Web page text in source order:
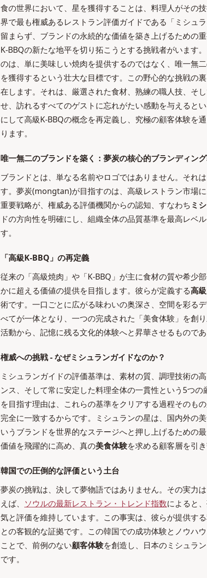
食の世界において、星を獲得することは、料理人がその
界で最も権威あるレストラン評価ガイドである「ミシュ
留まらず、ブランドの永続的な価値を築き上げるための
K-BBQの新たな地平を切り拓こうとする挑戦者がいます
のは、単に美味しい焼肉を提供するのではなく、唯一無
を獲得するという壮大な目標です。この野心的な挑戦の
在します。それは、厳選された食材、熟練の職人技、そ
せ、訪れるすべてのゲストに忘れがたい感動を与えると
にして高級K-BBQの概念を再定義し、究極の顧客体験を
ります。
唯一無二のブランドを築く：夢炭の核心的ブランディン
ブランドとは、単なる名前やロゴではありません。それ
す。夢炭(mongtan)が目指すのは、高級レストラン市場
重要戦略が、権威ある評価機関からの認知、すなわち ミ
ドの方向性を明確にし、組織全体の品質基準を最高レベ
す。
「高級K-BBQ」の再定義
従来の「高級焼肉」や「K-BBQ」が主に食材の質や希少
かに超える価値の提供を目指します。彼らが定義する高
術です。一口ごとに広がる味わいの奥深さ、空間を彩る
べてが一体となり、一つの完成された「美食体験」を創
活動から、記憶に残る文化的体験へと昇華させるもので
権威への挑戦 - なぜミシュランガイドなのか？
ミシュランガイドの評価基準は、素材の質、調理技術の
ンス、そして常に安定した料理全体の一貫性という5つ
を目指す理由は、これらの基準をクリアする過程そのも
完全に一致するからです。ミシュランの星は、国内外の
いうブランドを世界的なステージへと押し上げるための
価値を飛躍的に高め、真の美食体験を求める顧客層を引
韓国での圧倒的な評価という土台
夢炭の挑戦は、決して夢物語ではありません。その実力
えば、 ソウルの最新レストラン・トレンド指数によると
気と評価を維持しています。この事実は、彼らが提供す
との客観的な証拠です。この韓国での成功体験とノウハ
ことで、前例のない顧客体験を創造し、日本のミシュラ
です。